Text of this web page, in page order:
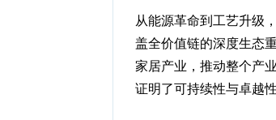
从能源革命到工艺升级
盖全价值链的深度生态
家居产业，推动整个产
证明了可持续性与卓越